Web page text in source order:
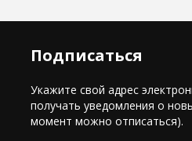
Подписаться
Укажите свой адрес
получать уведомления о
момент можно отписаться).